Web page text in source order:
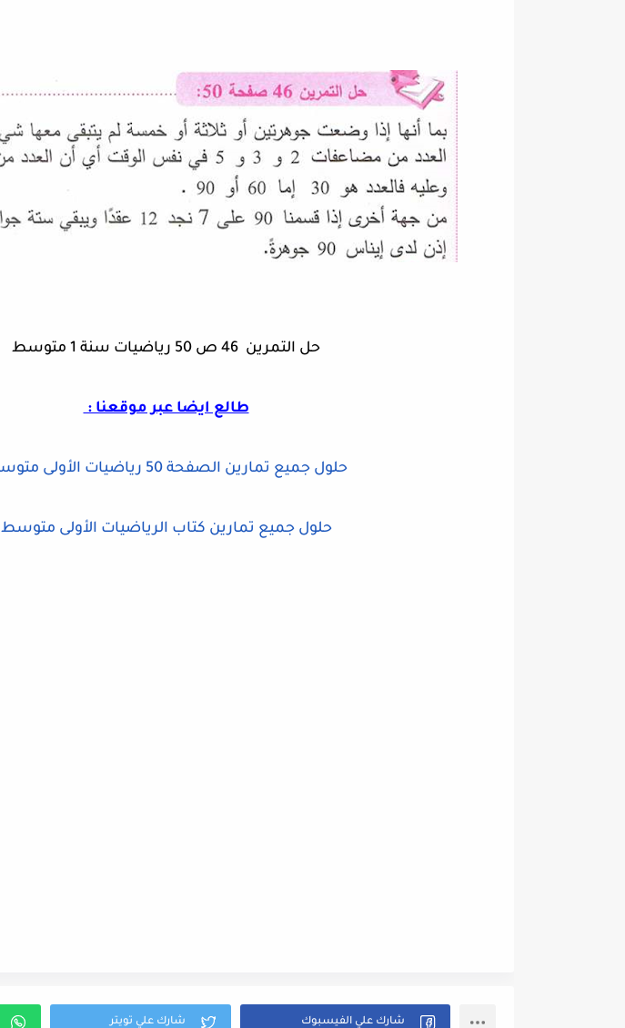
حل التمرين 46 ص 50 رياضيات سنة 1 متوسط
طالع ايضا عبر موقعنا :
حلول جميع تمارين الصفحة 50 رياضيات الأولى متوسط
حلول جميع تمارين كتاب الرياضيات الأولى متوسط